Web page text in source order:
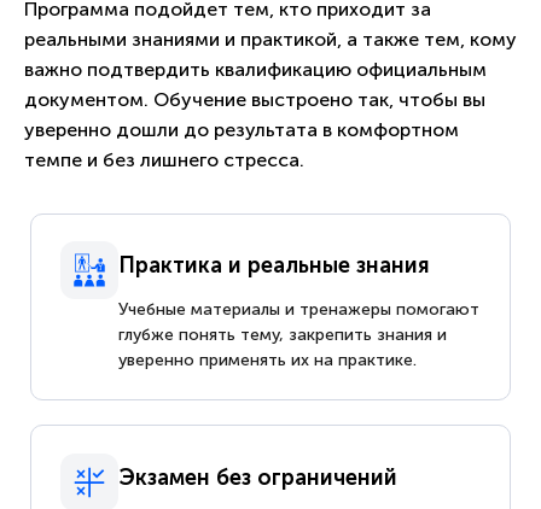
Программа подойдет тем, кто приходит за
реальными знаниями и практикой, а также тем, кому
важно подтвердить квалификацию официальным
документом. Обучение выстроено так, чтобы вы
уверенно дошли до результата в комфортном
темпе и без лишнего стресса.
Практика и реальные знания
Учебные материалы и тренажеры помогают
глубже понять тему, закрепить знания и
уверенно применять их на практике.
Экзамен без ограничений